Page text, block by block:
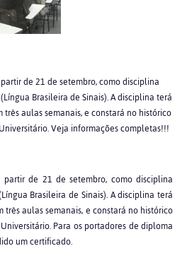
de 21 de setembro, como disciplina
Brasileira de Sinais). A disciplina terá
aulas semanais, e constará no histórico
Veja informações completas!!!
partir de 21 de setembro, como disciplina
Brasileira de Sinais). A disciplina terá
aulas semanais, e constará no histórico
Para os portadores de diploma
um certificado.